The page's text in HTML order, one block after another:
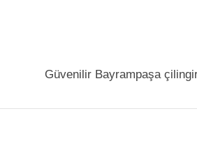
Güvenilir Bayrampaşa